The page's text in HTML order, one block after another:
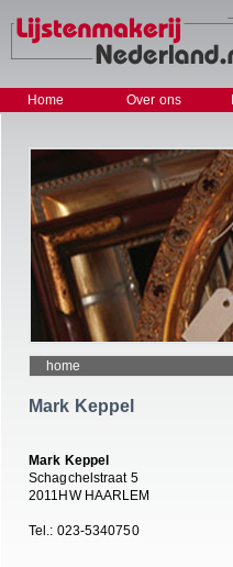
Home Over ons
home
Mark Keppel
Mark Keppel
Schagchelstraat 5
2011HW HAARLEM
Tel.: 023-5340750